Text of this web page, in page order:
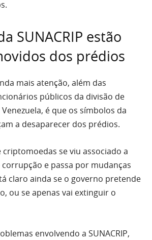
SUNACRIP estão
dos prédios
mais atenção, além das
públicos da divisão de
é que os símbolos da
a desaparecer dos prédios.
se viu associado a
e passa por mudanças
claro ainda se o governo pretende
ou se apenas vai extinguir o
envolvendo a SUNACRIP,